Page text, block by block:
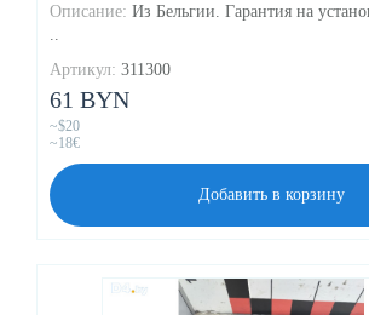
Описание: Из Бельгии. Гарантия на
Артикул: 311300
61 BYN
~$20
~18€
Добавить в корзину